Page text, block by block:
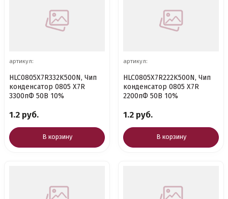
артикул:
HLC0805X7R332K500N, Чип
конденсатор 0805 X7R
3300пФ 50В 10%
1.2 руб.
В корзину
артикул:
HLC0805X7R222K500N, Чип
конденсатор 0805 X7R
2200пФ 50В 10%
1.2 руб.
В корзину